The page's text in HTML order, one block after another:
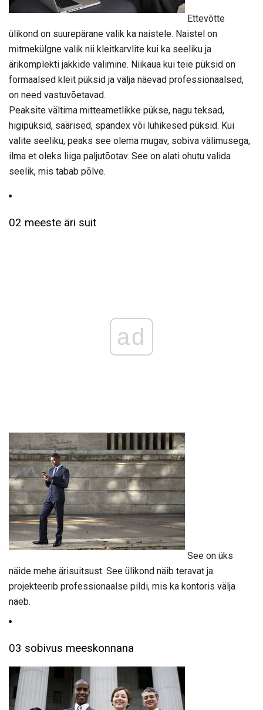
Ettevõtte
ülikond on suurepärane valik ka naistele. Naistel on
mitmekülgne valik nii kleitkarvlite kui ka seeliku ja
ärikomplekti jakkide valimine. Niikaua kui teie püksid on
formaalsed kleit püksid ja välja näevad professionaalsed,
on need vastuvõetavad.
Peaksite vältima mitteametlikke pükse, nagu teksad,
higipüksid, säärised, spandex või lühikesed püksid. Kui
valite seeliku, peaks see olema mugav, sobiva välimusega,
ilma et oleks liiga paljutõotav. See on alati ohutu valida
seelik, mis tabab põlve.
02 meeste äri suit
ad
See on üks
näide mehe ärisuitsust. See ülikond näib teravat ja
projekteerib professionaalse pildi, mis ka kontoris välja
näeb.
03 sobivus meeskonnana